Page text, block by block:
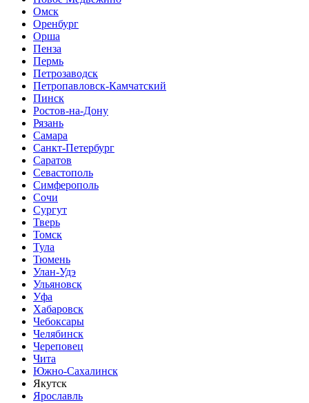
Омск
Оренбург
Орша
Пенза
Пермь
Петрозаводск
Петропавловск-Камчатский
Пинск
Ростов-на-Дону
Рязань
Самара
Санкт-Петербург
Саратов
Севастополь
Симферополь
Сочи
Сургут
Тверь
Томск
Тула
Тюмень
Улан-Удэ
Ульяновск
Уфа
Хабаровск
Чебоксары
Челябинск
Череповец
Чита
Южно-Сахалинск
Якутск
Ярославль